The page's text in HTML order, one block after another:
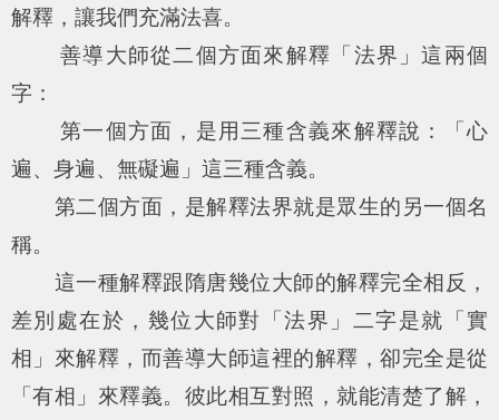
解釋，讓我們充滿法喜。
善導大師從二個方面來解釋「法界」這兩個
字：
第一個方面，是用三種含義來解釋說：「心
遍、身遍、無礙遍」這三種含義。
第二個方面，是解釋法界就是眾生的另一個名
稱。
這一種解釋跟隋唐幾位大師的解釋完全相反，
差別處在於，幾位大師對「法界」二字是就「實
相」來解釋，而善導大師這裡的解釋，卻完全是從
「有相」來釋義。彼此相互對照，就能清楚了解，